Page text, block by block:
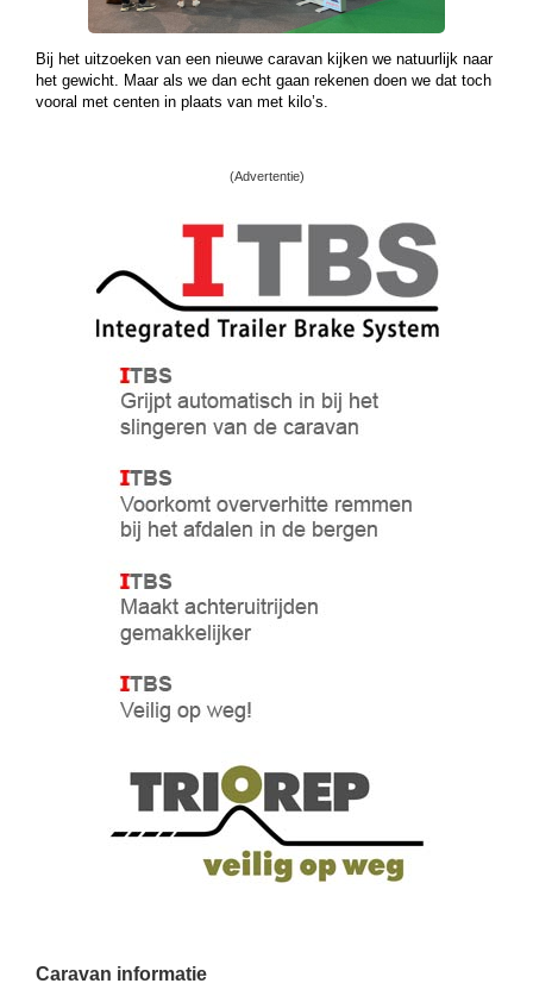
Bij het uitzoeken van een nieuwe caravan kijken we natuurlijk naar
het gewicht. Maar als we dan echt gaan rekenen doen we dat toch
vooral met centen in plaats van met kilo’s.
(Advertentie)
Caravan informatie